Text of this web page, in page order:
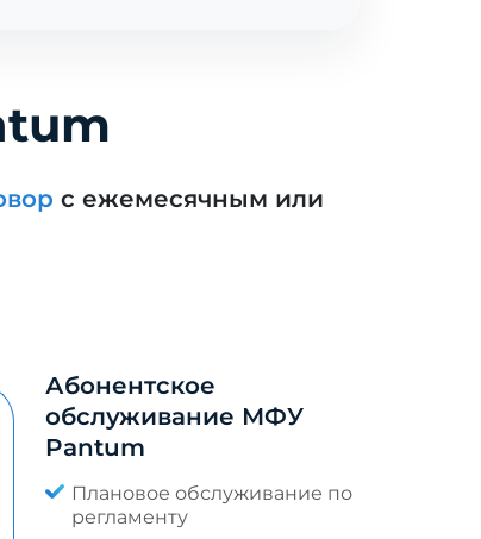
с ежемесячным или
Абонентское
обслуживание МФУ
Pantum
Плановое обслуживание по
регламенту